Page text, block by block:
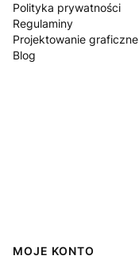
Polityka prywatności
Regulaminy
Projektowanie graficzne
Blog
MOJE KONTO